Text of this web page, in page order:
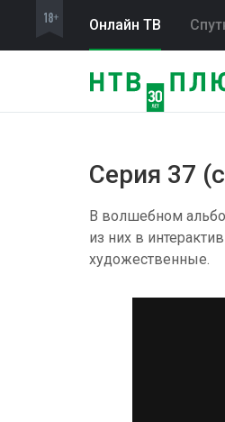
Онлайн ТВ
Серия 37
В волшебном
из них в
художественные.